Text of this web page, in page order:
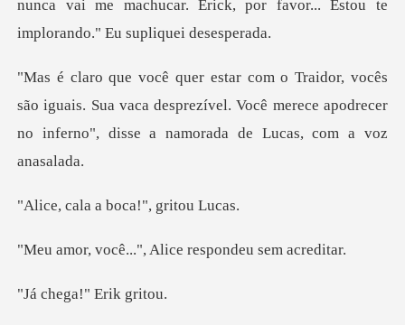
nunca vai me machucar. Erick, por favor..
iguais. Sua vaca desprezível. Você merece apodrecer
no i
a boca!", g
.", Alice respond
a!" Erik